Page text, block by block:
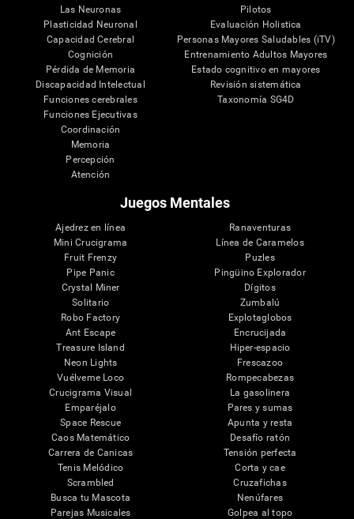
Las Neuronas
Plasticidad Neuronal
Capacidad Cerebral
Cognición
Pérdida de Memoria
Discapacidad Intelectual
Funciones cerebrales
Funciones Ejecutivas
Coordinación
Memoria
Percepción
Atención
Pilotos
Evaluación Holistica
Personas Mayores Saludables (iTV)
Entrenamiento Adultos Mayores
Estado cognitivo en mayores
Revisión sistemática
Taxonomía SG4D
Juegos Mentales
Ajedrez en línea
Mini Crucigrama
Fruit Frenzy
Pipe Panic
Crystal Miner
Solitario
Robo Factory
Ant Escape
Treasure Island
Neon Lights
Vuélveme Loco
Crucigrama Visual
Emparéjalo
Space Rescue
Caos Matemático
Carrera de Canicas
Tenis Melódico
Scrambled
Busca tu Mascota
Parejas Musicales
Ranaventuras
Línea de Caramelos
Puzles
Pingüino Explorador
Dígitos
Zumbalú
Explotaglobos
Encrucijada
Hiper-espacio
Frescazoo
Rompecabezas
La gasolinera
Pares y sumas
Apunta y resta
Desafío ratón
Tensión perfecta
Corta y cae
Cruzafichas
Nenúfares
Golpea al topo